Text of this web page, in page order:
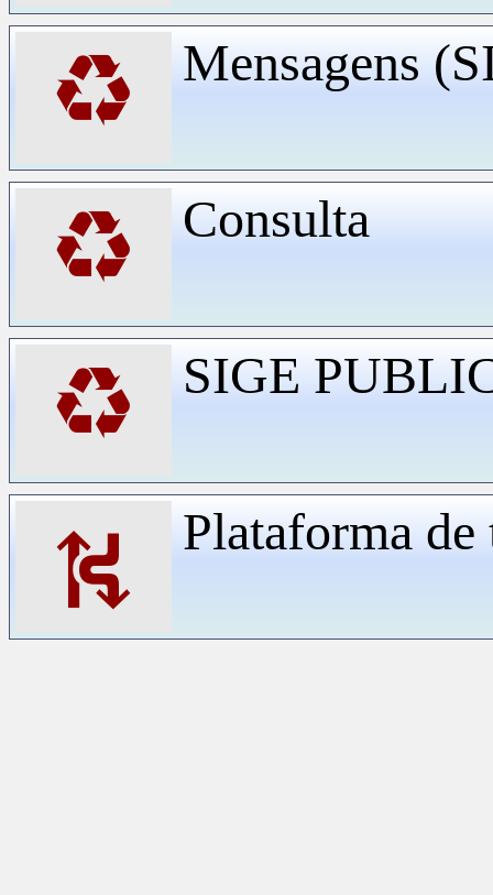
♻ Mensagens
♻ Consulta
♻ SIGE
⛕ Plataforma de